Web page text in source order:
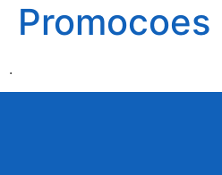
Promocoes
.